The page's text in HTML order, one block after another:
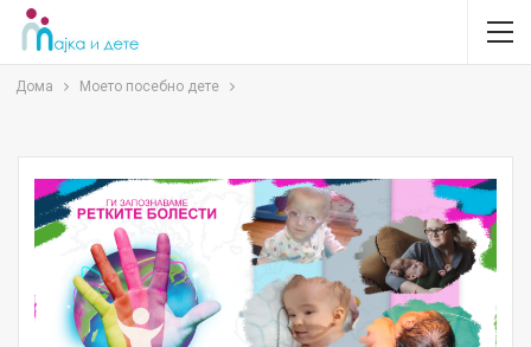
Дома Моето посебно дете